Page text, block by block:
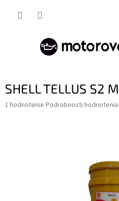
SHELL TELLUS S2
Priemerné
1 hodnotenie Podrobnosti hodnotenia